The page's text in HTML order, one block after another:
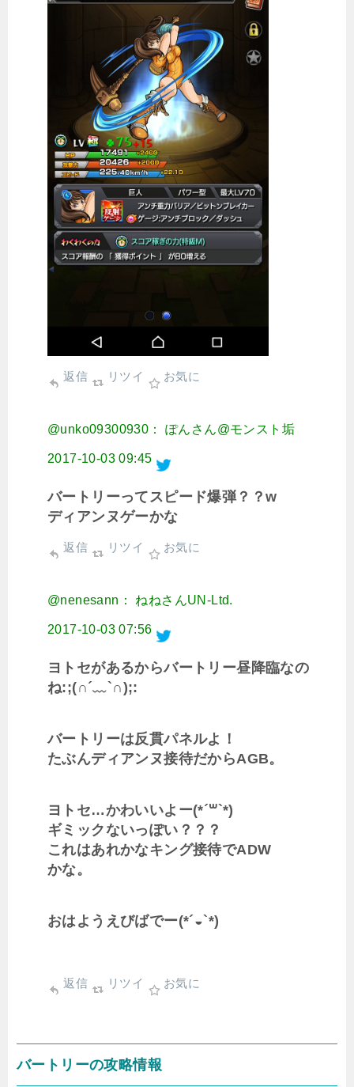
返信 リツイ お気に
@unko09300930： ぽんさん@モンスト垢
2017-10-03 09:45
バートリーってスピード爆弾？？w
ディアンヌゲーかな
返信 リツイ お気に
@nenesann： ねねさんUN-Ltd.
2017-10-03 07:56
ヨトセがあるからバートリー昼降臨なの
ね:;(∩´﹏`∩);:
バートリーは反貫パネルよ！
たぶんディアンヌ接待だからAGB。
ヨトセ…かわいいよー(*´꒳`*)
ギミックないっぽい？？？
これはあれかなキング接待でADW
かな。
おはようえびばでー(*´◒`*)
返信 リツイ お気に
バートリーの攻略情報